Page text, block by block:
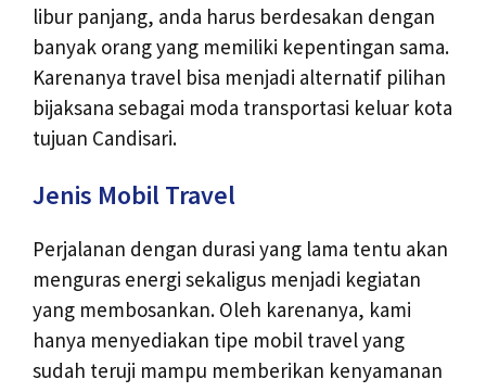
libur panjang, anda harus berdesakan dengan
banyak orang yang memiliki kepentingan sama.
Karenanya travel bisa menjadi alternatif pilihan
bijaksana sebagai moda transportasi keluar kota
tujuan Candisari.
Jenis Mobil Travel
Perjalanan dengan durasi yang lama tentu akan
menguras energi sekaligus menjadi kegiatan
yang membosankan. Oleh karenanya, kami
hanya menyediakan tipe mobil travel yang
sudah teruji mampu memberikan kenyamanan